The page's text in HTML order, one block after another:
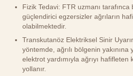
Fizik Tedavi: FTR uzmanı
güçlendirici egzersizler ağrıların
olabilmektedir.
Transkutanöz Elektriksel Sinir
yöntemde, ağrılı bölgenin
elektrot yardımıyla ağrıyı
yollanır.